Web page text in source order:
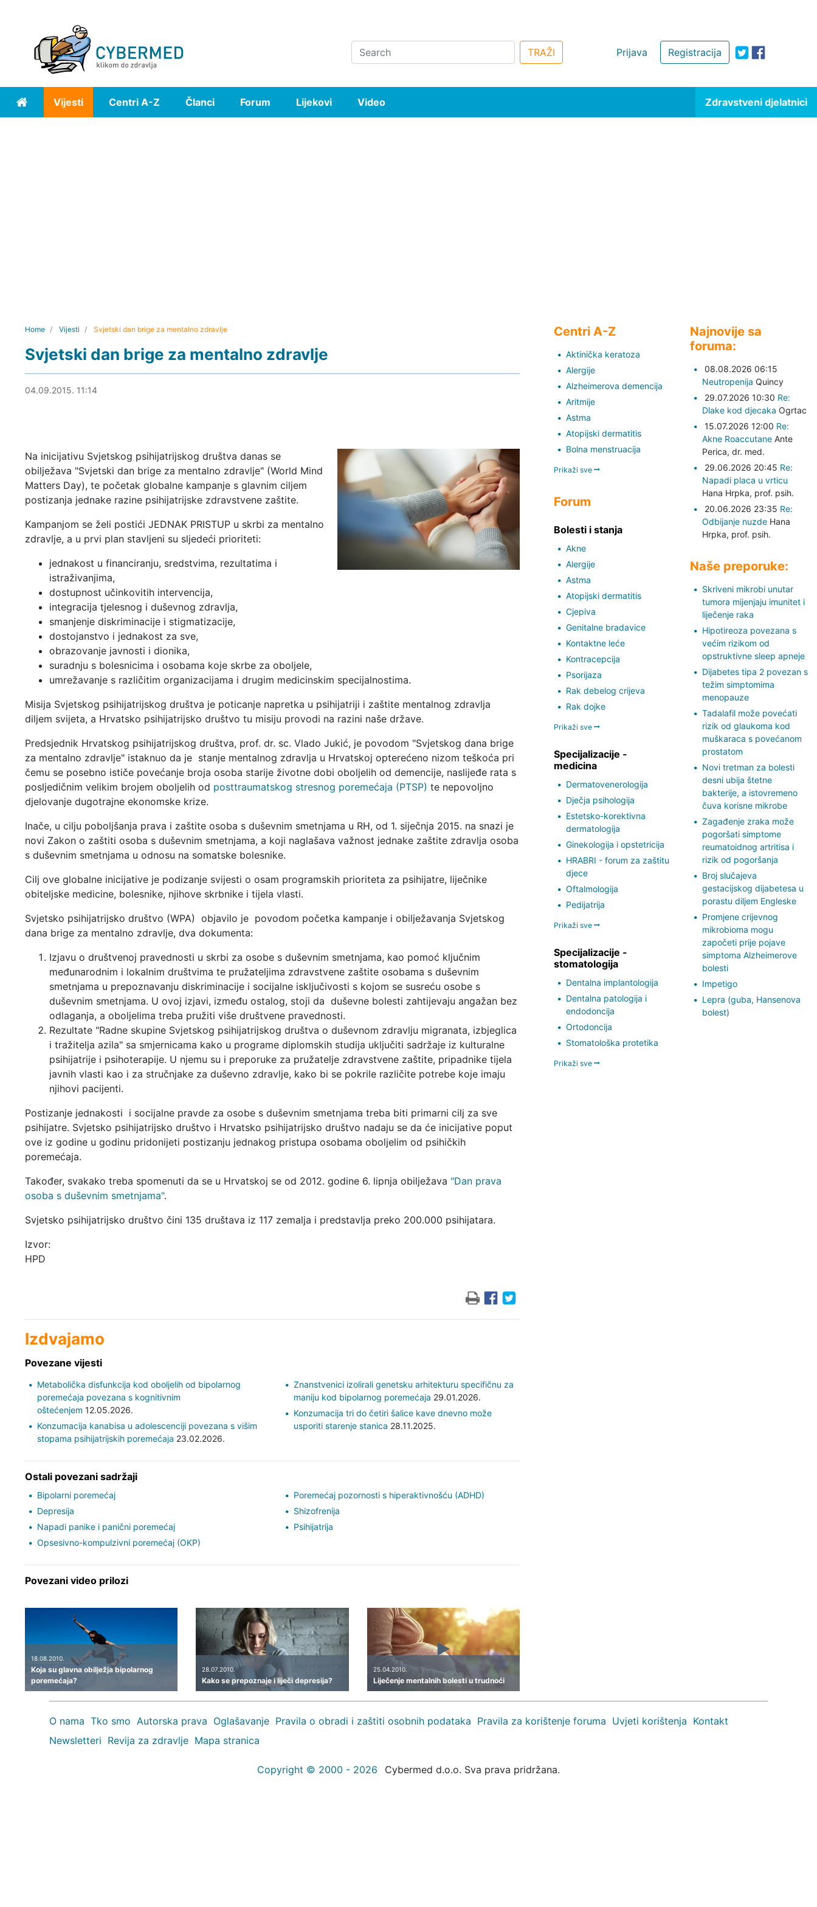
Registracija
Prijava
Search TRAŽI
Home Vijesti Centri A-Z Članci Forum Lijekovi Video Zdravstveni djelatnici
Home Vijesti Svjetski dan brige za mentalno zdravlje
Svjetski dan brige za mentalno zdravlje
06.09.2015. 11:46
04.09.2015. 11:14
Na inicijativu Svjetskog psihijatrijskog društva danas se
obilježava "Svjetski dan brige za mentalno zdravlje" (World Mind
Matters Day), te početak globalne kampanje s glavnim ciljem
postizanja jednake razine psihijatrijske zdravstvene zaštite.
Kampanjom se želi postići JEDNAK PRISTUP u skrbi za mentalno
zdravlje, a u prvi plan stavljeni su sljedeći prioriteti:
jednakost u financiranju, sredstvima, rezultatima i
istraživanjima,
dostupnost učinkovitih intervencija,
integracija tjelesnog i duševnog zdravlja,
smanjenje diskriminacije i stigmatizacije,
dostojanstvo i jednakost za sve,
obrazovanje javnosti i dionika,
suradnju s bolesnicima i osobama koje skrbe za oboljele,
umrežavanje s različitim organizacijama i drugim medicinskim specijalnostima.
Misija Svjetskog psihijatrijskog društva je poticanje napretka u psihijatriji i zaštite mentalnog zdravlja
diljem svijeta, a Hrvatsko psihijatrijsko društvo tu misiju provodi na razini naše države.
Predsjednik Hrvatskog psihijatrijskog društva, prof. dr. sc. Vlado Jukić, je povodom "Svjetskog dana brige
za mentalno zdravlje" istaknuo da je stanje mentalnog zdravlja u Hrvatskoj opterećeno nizom teškoća pri
čemu se posebno ističe povećanje broja osoba starije životne dobi oboljelih od demencije, naslijeđe rata s
posljedičnim velikim brojem oboljelih od posttraumatskog stresnog poremećaja (PTSP) te nepovoljno
djelovanje dugotrajne ekonomske krize.
Inače, u cilju poboljšanja prava i zaštite osoba s duševnim smetnjama u RH, od 1. siječnja 2015. na snazi je
novi Zakon o zaštiti osoba s duševnim smetnjama, a koji naglašava važnost jednake zaštite zdravlja osoba
s duševnim smetnjama u odnosu na somatske bolesnike.
Cilj ove globalne inicijative je podizanje svijesti o osam programskih prioriteta za psihijatre, liječnike
obiteljske medicine, bolesnike, njihove skrbnike i tijela vlasti.
Svjetsko psihijatrijsko društvo (WPA) objavilo je povodom početka kampanje i obilježavanja Svjetskog
dana brige za mentalno zdravlje, dva dokumenta:
Izjavu o društvenoj pravednosti u skrbi za osobe s duševnim smetnjama, kao pomoć ključnim
međunarodnim i lokalnim društvima te pružateljima zdravstvene zaštite osobama s duševnim
smetnjama u prepoznavanju diskriminacije i socijalne isključivosti s kojom se susreću osobe s
duševnim smetnjama. U ovoj izjavi, između ostalog, stoji da duševne bolesti zahtijevaju angažan bez
odlaganja, a oboljelima treba pružiti više društvene pravednosti.
Rezultate "Radne skupine Svjetskog psihijatrijskog društva o duševnom zdravlju migranata, izbjeglica
i tražitelja azila" sa smjernicama kako u programe diplomskih studija uključiti sadržaje iz kulturalne
psihijatrije i psihoterapije. U njemu su i preporuke za pružatelje zdravstvene zaštite, pripadnike tijela
javnih vlasti kao i za stručnjake za duševno zdravlje, kako bi se pokrile različite potrebe koje imaju
njihovi pacijenti.
Postizanje jednakosti i socijalne pravde za osobe s duševnim smetnjama treba biti primarni cilj za sve
psihijatre. Svjetsko psihijatrijsko društvo i Hrvatsko psihijatrijsko društvo nadaju se da će inicijative poput
ove iz godine u godinu pridonijeti postizanju jednakog pristupa osobama oboljelim od psihičkih
poremećaja.
Također, svakako treba spomenuti da se u Hrvatskoj se od 2012. godine 6. lipnja obilježava "Dan prava
osoba s duševnim smetnjama".
Svjetsko psihijatrijsko društvo čini 135 društava iz 117 zemalja i predstavlja preko 200.000 psihijatara.
Izvor:
HPD
Izdvajamo
Povezane vijesti
Metabolička disfunkcija kod oboljelih od bipolarnog
poremećaja povezana s kognitivnim
oštećenjem 12.05.2026.
Konzumacija kanabisa u adolescenciji povezana s višim
stopama psihijatrijskih poremećaja 23.02.2026.
Znanstvenici izolirali genetsku arhitekturu specifičnu za
maniju kod bipolarnog poremećaja 29.01.2026.
Konzumacija tri do četiri šalice kave dnevno može
usporiti starenje stanica 28.11.2025.
Ostali povezani sadržaji
Bipolarni poremećaj
Depresija
Napadi panike i panični poremećaj
Opsesivno-kompulzivni poremećaj (OKP)
Poremećaj pozornosti s hiperaktivnošću (ADHD)
Shizofrenija
Psihijatrija
Povezani video prilozi
18.08.2010.
Koja su glavna obilježja bipolarnog
poremećaja?
28.07.2010.
Kako se prepoznaje i liječi depresija?
25.04.2010.
Liječenje mentalnih bolesti u trudnoći
Centri A-Z
Aktinička keratoza
Alergije
Alzheimerova demencija
Aritmije
Astma
Atopijski dermatitis
Bolna menstruacija
Prikaži sve
Forum
Bolesti i stanja
Akne
Alergije
Astma
Atopijski dermatitis
Cjepiva
Genitalne bradavice
Kontaktne leće
Kontracepcija
Psorijaza
Rak debelog crijeva
Rak dojke
Prikaži sve
Specijalizacije -
medicina
Dermatovenerologija
Dječja psihologija
Estetsko-korektivna
dermatologija
Ginekologija i opstetricija
HRABRI - forum za zaštitu
djece
Oftalmologija
Pedijatrija
Prikaži sve
Specijalizacije -
stomatologija
Dentalna implantologija
Dentalna patologija i
endodoncija
Ortodoncija
Stomatološka protetika
Prikaži sve
Najnovije sa
foruma:
08.08.2026 06:15
Neutropenija Quincy
29.07.2026 10:30 Re:
Dlake kod djecaka Ogrtac
15.07.2026 12:00 Re:
Akne Roaccutane Ante
Perica, dr. med.
29.06.2026 20:45 Re:
Napadi placa u vrticu
Hana Hrpka, prof. psih.
20.06.2026 23:35 Re:
Odbijanje nuzde Hana
Hrpka, prof. psih.
Naše preporuke:
Skriveni mikrobi unutar
tumora mijenjaju imunitet i
liječenje raka
Hipotireoza povezana s
većim rizikom od
opstruktivne sleep apneje
Dijabetes tipa 2 povezan s
težim simptomima
menopauze
Tadalafil može povećati
rizik od glaukoma kod
muškaraca s povećanom
prostatom
Novi tretman za bolesti
desni ubija štetne
bakterije, a istovremeno
čuva korisne mikrobe
Zagađenje zraka može
pogoršati simptome
reumatoidnog artritisa i
rizik od pogoršanja
Broj slučajeva
gestacijskog dijabetesa u
porastu diljem Engleske
Promjene crijevnog
mikrobioma mogu
započeti prije pojave
simptoma Alzheimerove
bolesti
Impetigo
Lepra (guba, Hansenova
bolest)
O nama Tko smo Autorska prava Oglašavanje Pravila o obradi i zaštiti osobnih podataka Pravila za korištenje foruma Uvjeti korištenja Kontakt
Newsletteri Revija za zdravlje Mapa stranica
Copyright © 2000 - 2026 Cybermed d.o.o. Sva prava pridržana.